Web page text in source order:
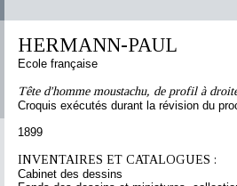
HERMANN-PAUL
Ecole française
Tête d'homme moustachu, de profil à
Croquis exécutés durant la révision du
1899
INVENTAIRES ET CATALOGUES :
Cabinet des dessins